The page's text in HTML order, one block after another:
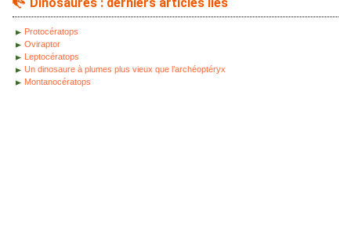
Protocératops
Oviraptor
Leptocératops
Un dinosaure à plumes plus vieux que l’archéoptéryx
Montanocératops